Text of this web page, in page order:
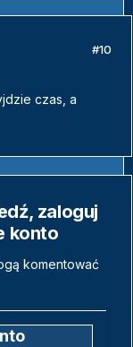
#10
czas, a
zaloguj
konto
komentować